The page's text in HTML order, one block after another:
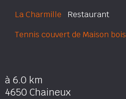
La Charmille Restaurant
Tennis couvert de Maison bois
à 6.0 km
4650 Chaineux